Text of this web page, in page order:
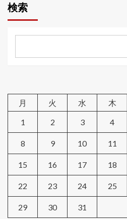
検索
月
火 水 木
1
2 3 4
8 9 10 11
15 16 17 18
22 23 24 25
29 30 31